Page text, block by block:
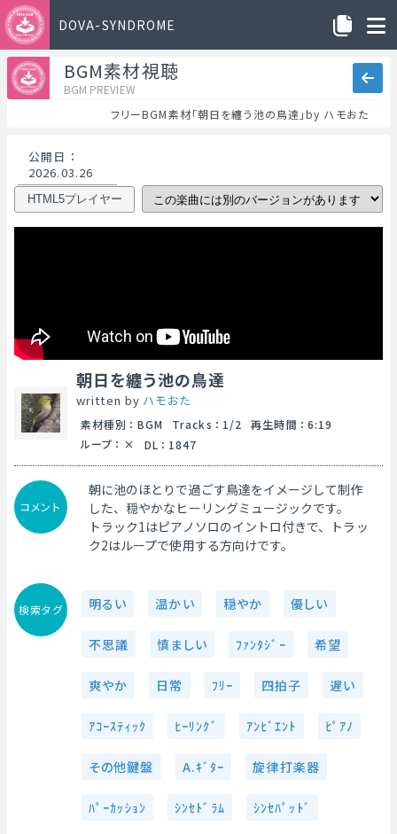
DOVA-SYNDROME
BGM素材視聴
BGM PREVIEW
フリーBGM素材「朝日を纏う池の鳥達」by ハモおた
公開日 ：
2026.03.26
HTML5プレイヤー
朝日を纏う池の鳥達
written byハモおた
素材種別 ： BGM Tracks ： 1/2 再生時間 ： 6:19
ループ ： DL ： 1847
コメント
朝に池のほとりで過ごす鳥達をイメージして制作
した、穏やかなヒーリングミュージックです。
トラック1はピアノソロのイントロ付きで、トラッ
ク2はループで使用する方向けです。
検索タグ 明るい 温かい 穏やか 優しい
不思議 慎ましい ﾌｧﾝﾀｼﾞｰ 希望
爽やか 日常 ﾌﾘｰ 四拍子 遅い
ｱｺｰｽﾃｨｯｸ ﾋｰﾘﾝｸﾞ ｱﾝﾋﾞｴﾝﾄ ﾋﾟｱﾉ
その他鍵盤 A.ｷﾞﾀｰ 旋律打楽器
ﾊﾟｰｶｯｼｮﾝ ｼﾝｾﾄﾞﾗﾑ ｼﾝｾﾊﾟｯﾄﾞ